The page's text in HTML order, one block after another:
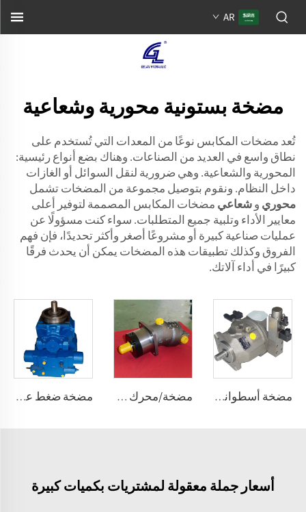
AR
مضخة بستونية محورية وشعاعية
تُعد مضخات المكابس نوعًا من المعدات التي تُستخدم على
نطاق واسع في العديد من الصناعات. وهناك بضع أنواع رئيسية:
المحورية والشعاعية. وهي ضرورية لنقل السوائل أو الغازات
داخل النظام. ونقوم بتوصيل مجموعة من المضخات تشمل
محوري وشعاعي مضخات المكابس المصممة لتوفير أعلى
معايير الأداء وتلبية جميع المتطلبات. سواء كنت مسؤولًا عن
عمليات صناعية كبيرة أو مشروعًا أصغر وأكثر تحديدًا، فإن فهم
الفروق وكذلك تطبيقات هذه المضخات يمكن أن يحدث فرقًا
كبيرًا في أداء آلاتك.
مضخة أسطوانية متعددة الاستخدامات ذات سعة متغيرة A10VSO دورة مفتوحة ضغط 10، 18، 28، 45، 71، 100، 140 (سم³/دوران) مضخة/محرك أسطواني ثابت التدفق A2F لمعدات هيدروليكية متنقلة متطورة 2.5، 5، 10، 12، 28 مضخة ضغط عالي A2V بسعة متغيرة 250، 355، 500، 1000
أسعار جملة معقولة لمشتريات بكميات كبيرة